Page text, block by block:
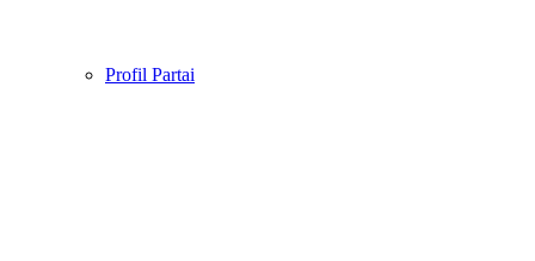
Profil Partai